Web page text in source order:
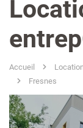
Accueil
Fresnes